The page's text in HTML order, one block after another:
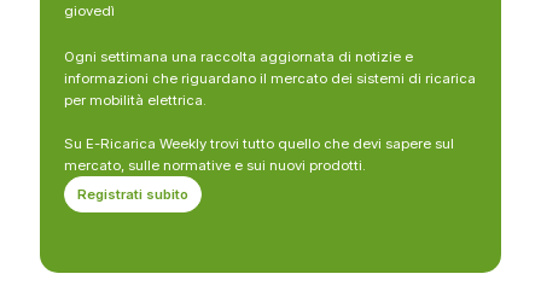
giovedì
Ogni settimana una raccolta aggiornata di notizie e
informazioni che riguardano il mercato dei sistemi di ricarica
per mobilità elettrica.
Su E-Ricarica Weekly trovi tutto quello che devi sapere sul
mercato, sulle normative e sui nuovi prodotti.
Registrati subito